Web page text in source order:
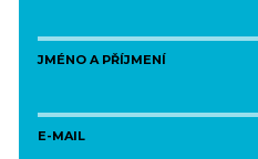
JMÉNO A PŘÍJMENÍ
E-MAIL